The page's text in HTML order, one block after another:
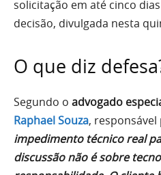
solicitação em até cinco
decisão, divulgada nesta
O que diz
Segundo o advogado
Raphael Souza, responsável
impedimento técnico real
discussão não é sobre